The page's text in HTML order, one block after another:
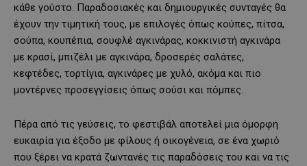
κάθε γούστο. Παραδοσιακές και δημιουργικές συνταγές θα
έχουν την τιμητική τους, με επιλογές όπως κούπες, πίτσα,
σούπα, κουπέπια, σουφλέ αγκινάρας, κοκκινιστή αγκινάρα
με κρασί, μπιζέλι με αγκινάρα, δροσερές σαλάτες,
κεφτέδες, τορτίγια, αγκινάρες με χυλό, ακόμα και πιο
μοντέρνες προσεγγίσεις όπως σούσι και πόμπες.
Πέρα από τις γεύσεις, το φεστιβάλ αποτελεί μια όμορφη
ευκαιρία για έξοδο με φίλους ή οικογένεια, σε ένα χωριό
που ξέρει να κρατά ζωντανές τις παραδόσεις του και να τις